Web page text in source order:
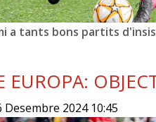
a tants bons partits
EUROPA:
Desembre 2024 10:45